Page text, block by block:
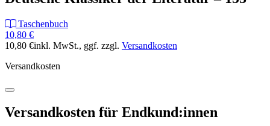
Taschenbuch
10,80 €
10,80 €inkl. MwSt., ggf. zzgl. Versandkosten
Versandkosten
Versandkosten für Endkund:innen